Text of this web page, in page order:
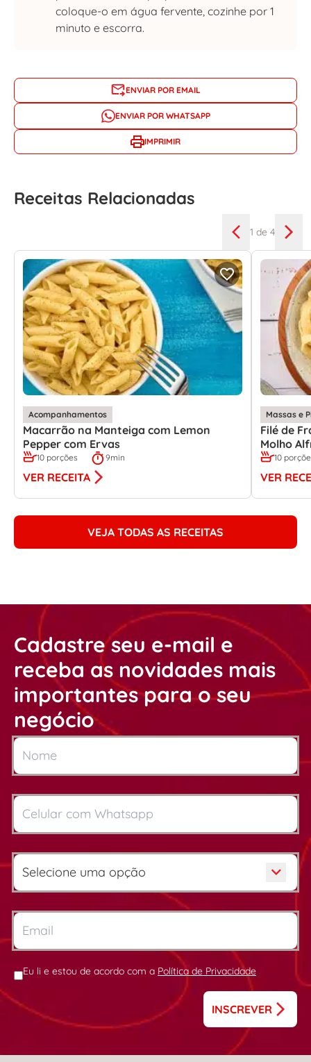
coloque-o em água fervente, cozinhe por 1
minuto e escorra.
ENVIAR POR EMAIL
ENVIAR POR WHATSAPP
IMPRIMIR
Receitas Relacionadas
1 de 4
Acompanhamentos
Macarrão na Manteiga com Lemon
Pepper com Ervas
10 porções 9min
VER RECEITA
Massas e
Filé de
Molho
10
VER
VEJA TODAS AS RECEITAS
Cadastre seu e-mail e
receba as novidades mais
importantes para o seu
negócio
Eu li e estou de acordo com a Política de Privacidade
INSCREVER